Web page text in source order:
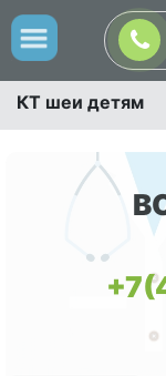
КТ шеи детям